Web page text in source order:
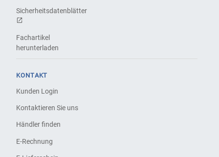
Sicherheitsdatenblätter
Fachartikel
herunterladen
KONTAKT
Kunden Login
Kontaktieren Sie uns
Händler finden
E-Rechnung